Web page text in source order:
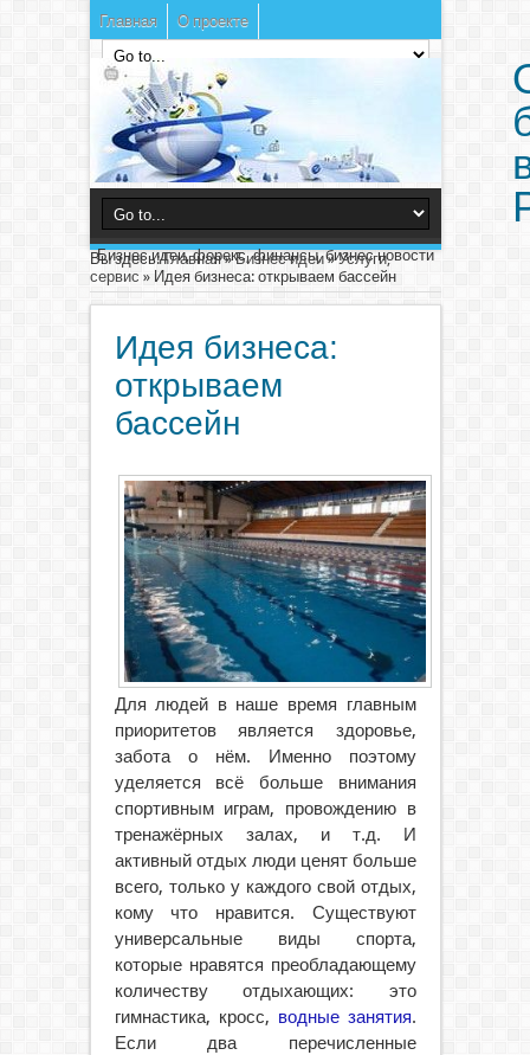
Главная О проекте
Бизнес идеи, форекс, финансы, бизнес новости
Вы здесь:Главная»Бизнес идеи»Услуги,
сервис » Идея бизнеса: открываем бассейн
Идея бизнеса:
открываем
бассейн
Для людей в наше время главным
приоритетов является здоровье,
забота о нём. Именно поэтому
уделяется всё больше внимания
спортивным играм, провождению в
тренажёрных залах, и т.д. И
активный отдых люди ценят больше
всего, только у каждого свой отдых,
кому что нравится. Существуют
универсальные виды спорта,
которые нравятся преобладающему
количеству отдыхающих: это
гимнастика, кросс, водные занятия.
Если два перечисленные